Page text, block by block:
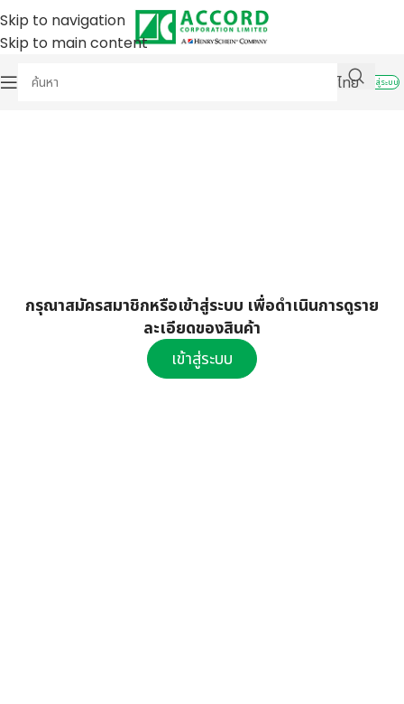
Skip to navigation
Skip to main content
ไทย
เข้าสู่ระบบ
กรุณาสมัครสมาชิกหรือเข้าสู่ระบบ เพื่อดำเนินการดูราย
ละเอียดของสินค้า
เข้าสู่ระบบ